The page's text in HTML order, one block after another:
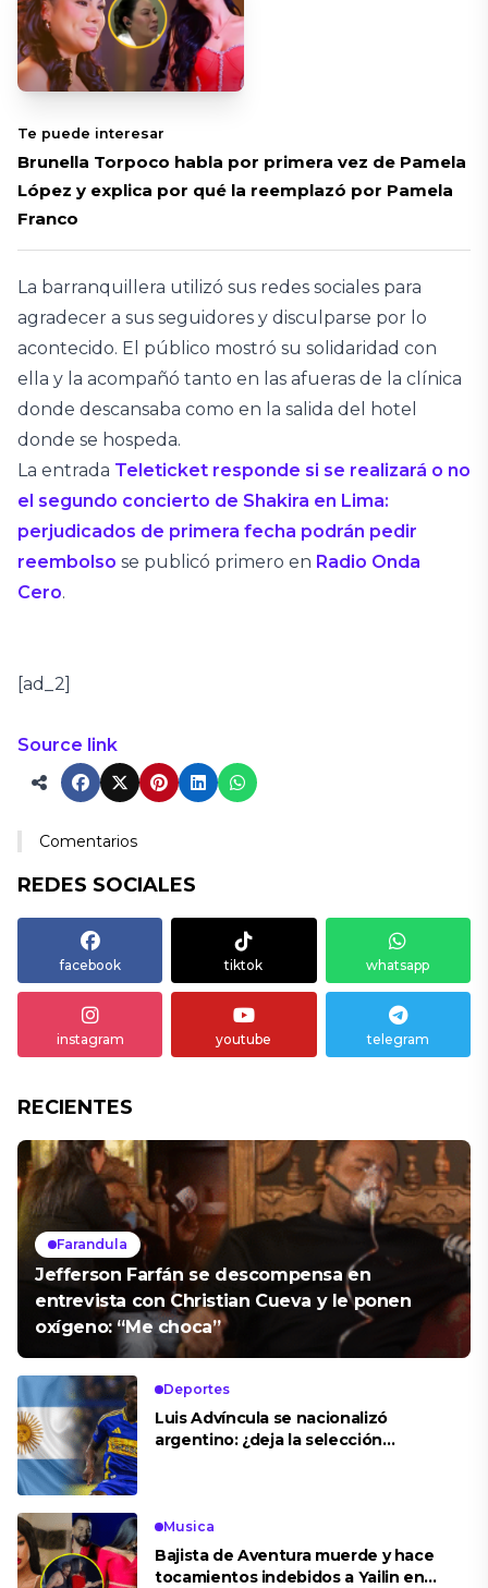
Te puede interesar
Brunella Torpoco habla por primera vez de Pamela
López y explica por qué la reemplazó por Pamela
Franco
La barranquillera utilizó sus redes sociales para
agradecer a sus seguidores y disculparse por lo
acontecido. El público mostró su solidaridad con
ella y la acompañó tanto en las afueras de la clínica
donde descansaba como en la salida del hotel
donde se hospeda.
La entrada Teleticket responde si se realizará o no
el segundo concierto de Shakira en Lima:
perjudicados de primera fecha podrán pedir
reembolso se publicó primero en Radio Onda
Cero.
[ad_2]
Source link
Comentarios
REDES SOCIALES
facebook tiktok whatsapp
instagram youtube telegram
RECIENTES
Farandula
Jefferson Farfán se descompensa en
entrevista con Christian Cueva y le ponen
oxígeno: “Me choca”
Deportes
Luis Advíncula se nacionalizó
argentino: ¿deja la selección
Musica
Bajista de Aventura muerde y hace
tocamientos indebidos a Yailin en